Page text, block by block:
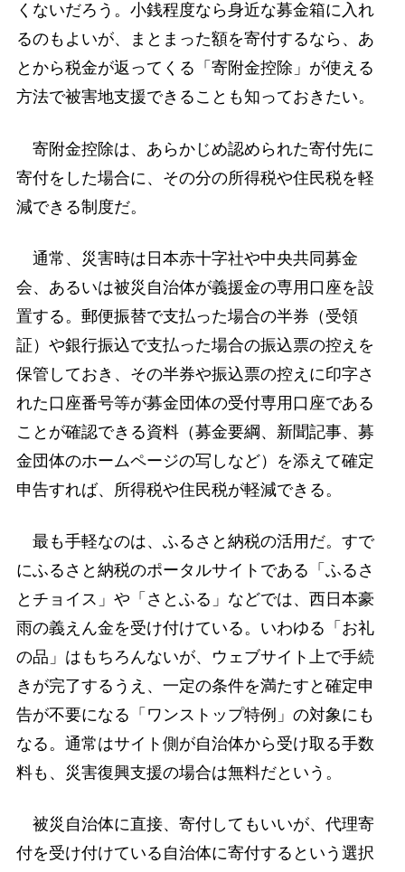
くないだろう。小銭程度なら身近な募金箱に入れ
るのもよいが、まとまった額を寄付するなら、あ
とから税金が返ってくる「寄附金控除」が使える
方法で被害地支援できることも知っておきたい。
寄附金控除は、あらかじめ認められた寄付先に
寄付をした場合に、その分の所得税や住民税を軽
減できる制度だ。
通常、災害時は日本赤十字社や中央共同募金
会、あるいは被災自治体が義援金の専用口座を設
置する。郵便振替で支払った場合の半券（受領
証）や銀行振込で支払った場合の振込票の控えを
保管しておき、その半券や振込票の控えに印字さ
れた口座番号等が募金団体の受付専用口座である
ことが確認できる資料（募金要綱、新聞記事、募
金団体のホームページの写しなど）を添えて確定
申告すれば、所得税や住民税が軽減できる。
最も手軽なのは、ふるさと納税の活用だ。すで
にふるさと納税のポータルサイトである「ふるさ
とチョイス」や「さとふる」などでは、西日本豪
雨の義えん金を受け付けている。いわゆる「お礼
の品」はもちろんないが、ウェブサイト上で手続
きが完了するうえ、一定の条件を満たすと確定申
告が不要になる「ワンストップ特例」の対象にも
なる。通常はサイト側が自治体から受け取る手数
料も、災害復興支援の場合は無料だという。
被災自治体に直接、寄付してもいいが、代理寄
付を受け付けている自治体に寄付するという選択